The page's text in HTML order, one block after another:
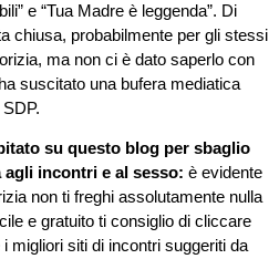
e “Tua Madre è leggenda”. Di
chiusa, probabilmente per gli stessi
ma non ci è dato saperlo con
suscitato una bufera mediatica
su questo blog per sbaglio
incontri e al sesso: è evidente
non ti freghi assolutamente nulla
e gratuito ti consiglio di cliccare
migliori siti di incontri suggeriti da